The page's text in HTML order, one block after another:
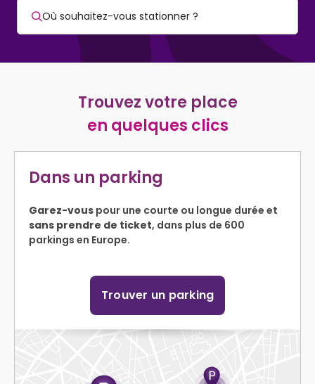
Trouvez votre place
en quelques clics
Dans un parking
Garez-vous pour une courte ou longue durée et
sans prendre de ticket, dans plus de 600
parkings en Europe.
Trouver un parking